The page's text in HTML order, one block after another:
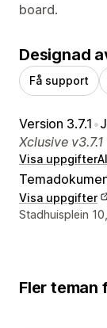
board.
Designad
Få support
Version 3.7.1 •
Xclusive
Visa uppgifter
Visa uppgifter
Designerns
Stadhuisplein
Fler teman